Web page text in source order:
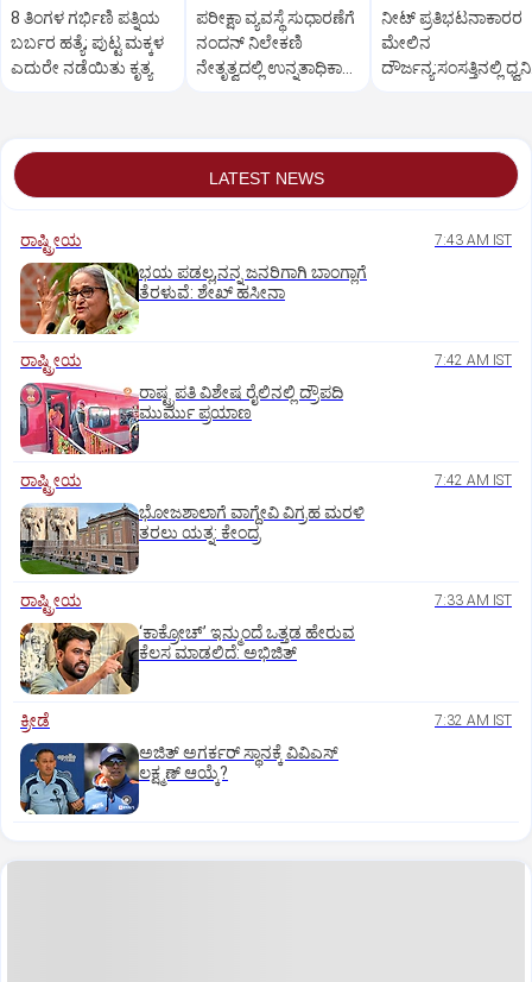
8 ತಿಂಗಳ ಗರ್ಭಿಣಿ ಪತ್ನಿಯ
ಬರ್ಬರ ಹತ್ಯೆ; ಪುಟ್ಟ ಮಕ್ಕಳ
ಎದುರೇ ನಡೆಯಿತು ಕೃತ್ಯ
ಪರೀಕ್ಷಾ ವ್ಯವಸ್ಥೆ ಸುಧಾರಣೆಗೆ
ನಂದನ್ ನಿಲೇಕಣಿ
ನೇತೃತ್ವದಲ್ಲಿ ಉನ್ನತಾಧಿಕಾರ
ನೀಟ್ ಪ್ರತಿಭಟನಾಕಾರರ
ಮೇಲಿನ
ದೌರ್ಜನ್ಯ:ಸಂಸತ್ತಿನಲ್ಲಿ ಧ್ವನಿ
LATEST NEWS
ರಾಷ್ಟ್ರೀಯ 7:43 AM IST
ಭಯ ಪಡಲ್ಲ,ನನ್ನ ಜನರಿಗಾಗಿ ಬಾಂಗ್ಲಾಗೆ
ತೆರಳುವೆ: ಶೇಖ್‌ ಹಸೀನಾ
ರಾಷ್ಟ್ರೀಯ 7:42 AM IST
ರಾಷ್ಟ್ರಪತಿ ವಿಶೇಷ ರೈಲಿನಲ್ಲಿ ದ್ರೌಪದಿ
ಮುರ್ಮು ಪ್ರಯಾಣ
ರಾಷ್ಟ್ರೀಯ 7:42 AM IST
ಭೋಜಶಾಲಾಗೆ ವಾಗ್ದೇವಿ ವಿಗ್ರಹ ಮರಳಿ
ತರಲು ಯತ್ನ: ಕೇಂದ್ರ
ರಾಷ್ಟ್ರೀಯ 7:33 AM IST
‘ಕಾಕ್ರೋಚ್’ ಇನ್ಮುಂದೆ ಒತ್ತಡ ಹೇರುವ
ಕೆಲಸ ಮಾಡಲಿದೆ: ಅಭಿಜಿತ್
ಕ್ರೀಡೆ 7:32 AM IST
ಅಜಿತ್‌ ಅಗರ್ಕರ್‌ ಸ್ಥಾನಕ್ಕೆ ವಿವಿಎಸ್‌
ಲಕ್ಷ್ಮಣ್‌ ಆಯ್ಕೆ?